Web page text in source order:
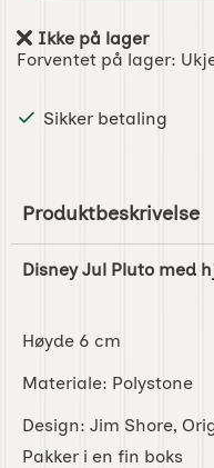
Produkttilgjengelighet:
Ikke på lager
Forventet på lager:
Sikker betaling
Produktbeskrivelse
Disney Jul Pluto med
Høyde 6 cm
Materiale: Polystone
Design: Jim Shore,
Pakker i en fin boks